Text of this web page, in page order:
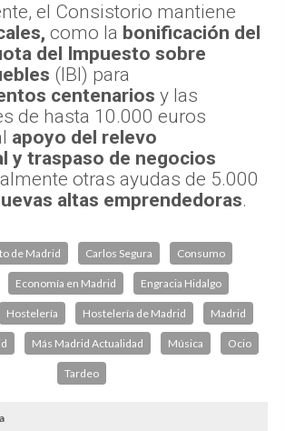
el Consistorio mantiene
como la bonificación del
del Impuesto sobre
(IBI) para
centenarios y las
de hasta 10.000 euros
apoyo del relevo
y traspaso de negocios
otras ayudas de 5.000
altas emprendedoras.
de Madrid Carlos Segura Consumo
Economía en Madrid Engracia Hidalgo
Hostelería Hostelería de Madrid Madrid
Más Madrid Actualidad Música Ocio
Tardeo